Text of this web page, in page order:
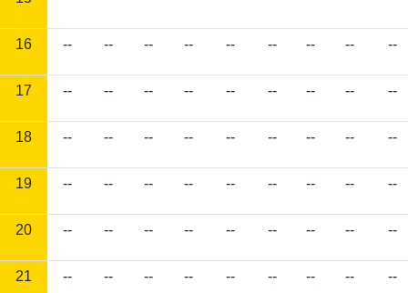
16 -- -- -- -- -- -- -- -- --
17 -- -- -- -- -- -- -- -- --
18 -- -- -- -- -- -- -- -- --
19 -- -- -- -- -- -- -- -- --
20 -- -- -- -- -- -- -- -- --
21 -- -- -- -- -- -- -- -- --